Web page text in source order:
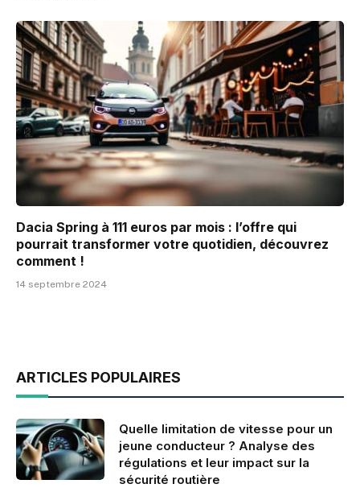
Dacia Spring à 111 euros par mois : l’offre qui
pourrait transformer votre quotidien, découvrez
comment !
14 septembre 2024
ARTICLES POPULAIRES
Quelle limitation de vitesse pour un
jeune conducteur ? Analyse des
régulations et leur impact sur la
sécurité routière